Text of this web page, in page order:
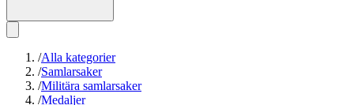
/Alla kategorier
/Samlarsaker
/Militära samlarsaker
/Medaljer